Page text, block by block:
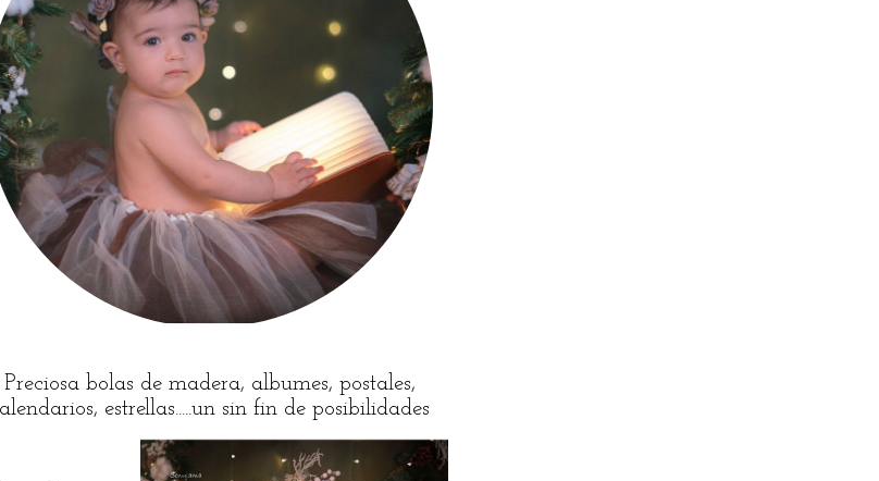
Preciosa bolas de madera, albumes, postales,
estrellas.....un sin fin de posibilidades